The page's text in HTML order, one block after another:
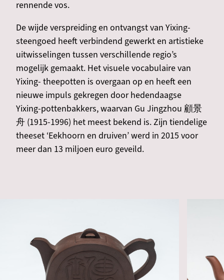
rennende vos.
De wijde verspreiding en ontvangst van Yixing-
steengoed heeft verbindend gewerkt en artistieke
uitwisselingen tussen verschillende regio’s
mogelijk gemaakt. Het visuele vocabulaire van
Yixing- theepotten is overgaan op en heeft een
nieuwe impuls gekregen door hedendaagse
Yixing-pottenbakkers, waarvan Gu Jingzhou 顧景
舟 (1915-1996) het meest bekend is. Zijn tiendelige
theeset ‘Eekhoorn en druiven’ werd in 2015 voor
meer dan 13 miljoen euro geveild.